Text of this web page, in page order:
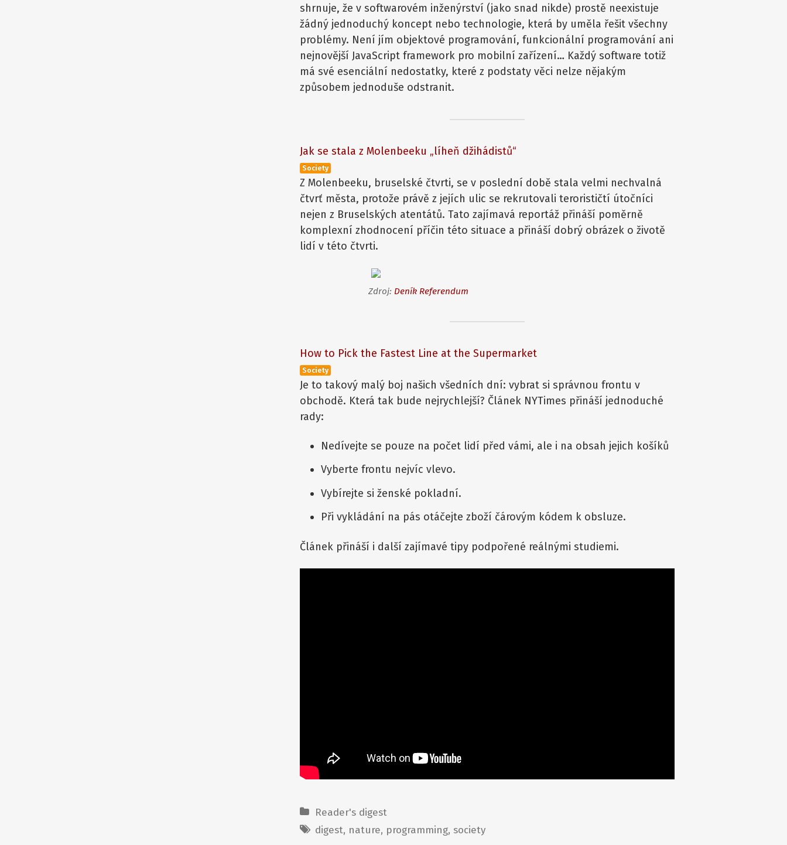
shrnuje, že v softwarovém inženýrství (jako snad nikde) prostě neexistuje
žádný jednoduchý koncept nebo technologie, která by uměla řešit všechny
problémy. Není jím objektové programování, funkcionální programování ani
nejnovější JavaScript framework pro mobilní zařízení… Každý software totiž
má své esenciální nedostatky, které z podstaty věci nelze nějakým
způsobem jednoduše odstranit.
Jak se stala z Molenbeeku „líheň džihádistů“
Society
Z Molenbeeku, bruselské čtvrti, se v poslední době stala velmi nechvalná
čtvrť města, protože právě z jejích ulic se rekrutovali terorističtí útočníci
nejen z Bruselských atentátů. Tato zajímavá reportáž přináší poměrně
komplexní zhodnocení příčin této situace a přináší dobrý obrázek o životě
lidí v této čtvrti.
Zdroj: Deník Referendum
How to Pick the Fastest Line at the Supermarket
Society
Je to takový malý boj našich všedních dní: vybrat si správnou frontu v
obchodě. Která tak bude nejrychlejší? Článek NYTimes přináší jednoduché
rady:
Nedívejte se pouze na počet lidí před vámi, ale i na obsah jejich košíků
Vyberte frontu nejvíc vlevo.
Vybírejte si ženské pokladní.
Při vykládání na pás otáčejte zboží čárovým kódem k obsluze.
Článek přináší i další zajímavé tipy podpořené reálnými studiemi.
Reader's digest
digest, nature, programming, society